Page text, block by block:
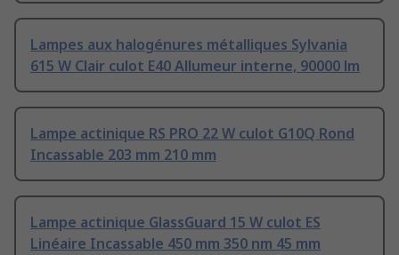
Lampes aux halogénures métalliques Sylvania
615 W Clair culot E40 Allumeur interne, 90000 lm
Lampe actinique RS PRO 22 W culot G10Q Rond
Incassable 203 mm 210 mm
Lampe actinique GlassGuard 15 W culot ES
Linéaire Incassable 450 mm 350 nm 45 mm